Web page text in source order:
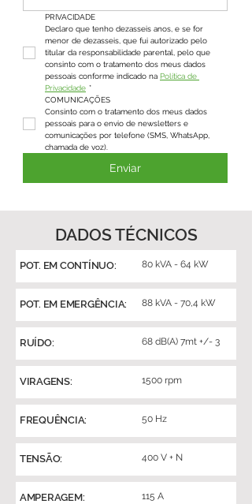
PRIVACIDADE
Declaro que tenho dezasseis anos, e se for
menor de dezasseis, que fui autorizado pelo
titular da responsabilidade parental, pelo que
consinto com o tratamento dos meus dados
pessoais conforme indicado na Política de
Privacidade *
COMUNICAÇÕES
Consinto com o tratamento dos meus dados
pessoais para o envio de newsletters e
comunicações por telefone (SMS, WhatsApp,
chamada de voz).
Enviar
DADOS TÉCNICOS
POT. EM CONTÍNUO: 80 kVA - 64 kW
POT. EM EMERGÊNCIA: 88 kVA - 70,4 kW
RUÍDO: 68 dB(A) 7mt +/- 3
VIRAGENS: 1500 rpm
FREQUÊNCIA: 50 Hz
TENSÃO: 400 V + N
AMPERAGEM: 115 A